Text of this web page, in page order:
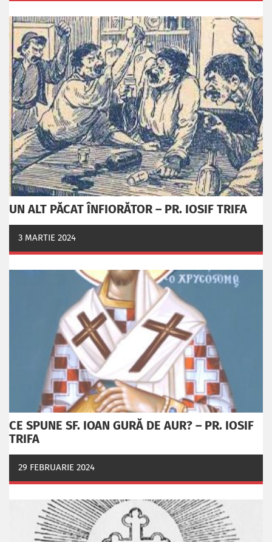
UN ALT PĂCAT ÎNFIORĂTOR – PR. IOSIF TRIFA
3 MARTIE 2024
CE SPUNE SF. IOAN GURĂ DE AUR? – PR. IOSIF
TRIFA
29 FEBRUARIE 2024